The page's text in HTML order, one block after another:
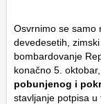
Osvrnimo se samo
devedesetih,
bombardovanje
konačno 5. oktobar,
pobunjenog i
stavljanje potpisa u